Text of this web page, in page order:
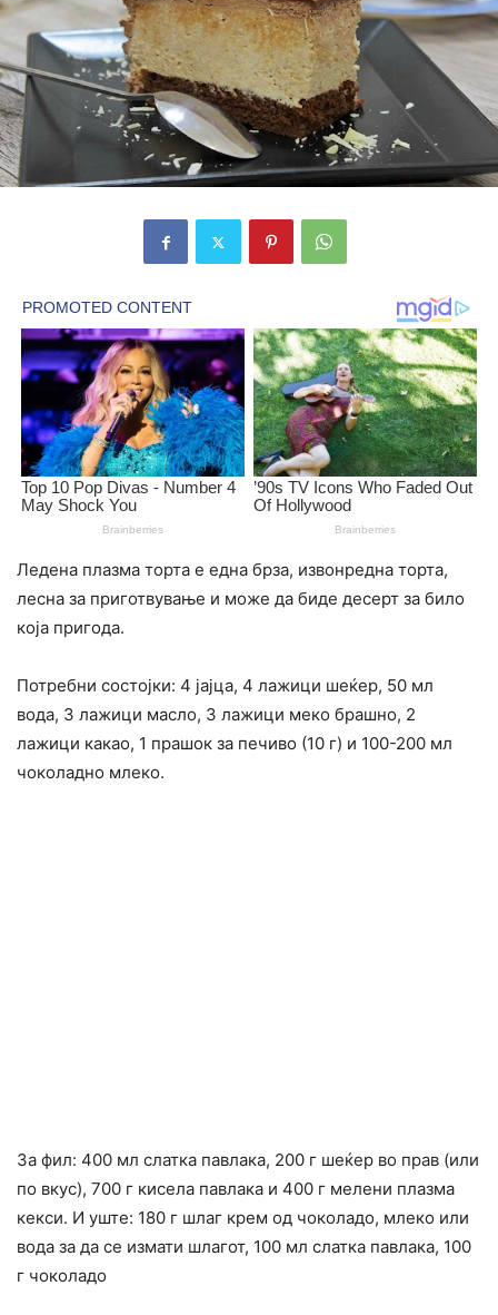
Ледена плазма торта е една брза, извонредна торта,
лесна за приготвување и може да биде десерт за било
која пригода.
Потребни состојки: 4 јајца, 4 лажици шеќер, 50 мл
вода, 3 лажици масло, 3 лажици меко брашно, 2
лажици какао, 1 прашок за печиво (10 г) и 100-200 мл
чоколадно млеко.
За фил: 400 мл слатка павлака, 200 г шеќер во прав (или
по вкус), 700 г кисела павлака и 400 г мелени плазма
кекси. И уште: 180 г шлаг крем од чоколадо, млеко или
вода за да се измати шлагот, 100 мл слатка павлака, 100
г чоколадо